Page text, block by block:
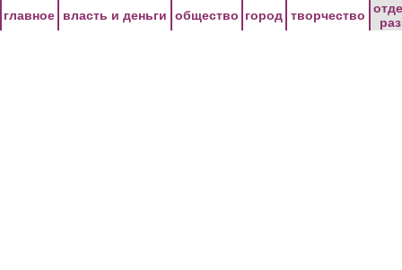
главное власть и деньги общество город творчество